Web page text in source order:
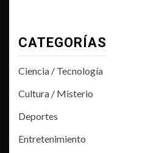
CATEGORÍAS
Ciencia / Tecnología
Cultura / Misterio
Deportes
Entretenimiento